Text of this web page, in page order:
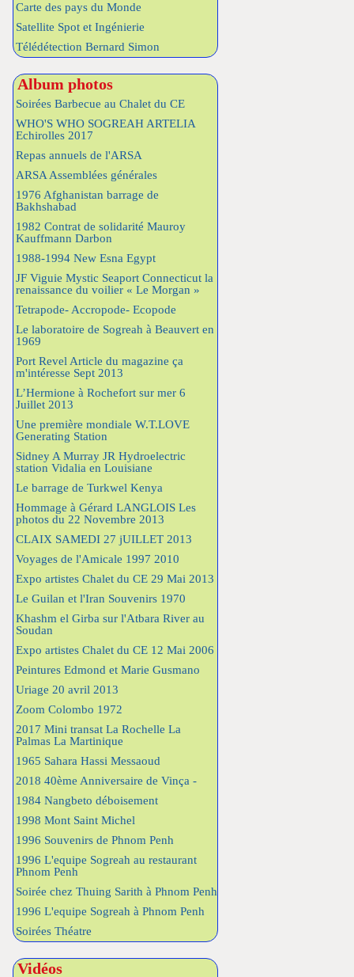
Carte des pays du Monde
Satellite Spot et Ingénierie
Télédétection Bernard Simon
Album photos
Soirées Barbecue au Chalet du CE
WHO'S WHO SOGREAH ARTELIA
Echirolles 2017
Repas annuels de l'ARSA
ARSA Assemblées générales
1976 Afghanistan barrage de
Bakhshabad
1982 Contrat de solidarité Mauroy
Kauffmann Darbon
1988-1994 New Esna Egypt
JF Viguie Mystic Seaport Connecticut la
renaissance du voilier « Le Morgan »
Tetrapode- Accropode- Ecopode
Le laboratoire de Sogreah à Beauvert en
1969
Port Revel Article du magazine ça
m'intéresse Sept 2013
L’Hermione à Rochefort sur mer 6
Juillet 2013
Une première mondiale W.T.LOVE
Generating Station
Sidney A Murray JR Hydroelectric
station Vidalia en Louisiane
Le barrage de Turkwel Kenya
Hommage à Gérard LANGLOIS Les
photos du 22 Novembre 2013
CLAIX SAMEDI 27 jUILLET 2013
Voyages de l'Amicale 1997 2010
Expo artistes Chalet du CE 29 Mai 2013
Le Guilan et l'Iran Souvenirs 1970
Khashm el Girba sur l'Atbara River au
Soudan
Expo artistes Chalet du CE 12 Mai 2006
Peintures Edmond et Marie Gusmano
Uriage 20 avril 2013
Zoom Colombo 1972
2017 Mini transat La Rochelle La
Palmas La Martinique
1965 Sahara Hassi Messaoud
2018 40ème Anniversaire de Vinça -
1984 Nangbeto déboisement
1998 Mont Saint Michel
1996 Souvenirs de Phnom Penh
1996 L'equipe Sogreah au restaurant
Phnom Penh
Soirée chez Thuing Sarith à Phnom Penh
1996 L'equipe Sogreah à Phnom Penh
Soirées Théatre
Vidéos